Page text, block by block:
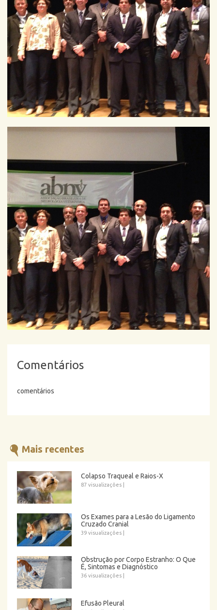
Comentários
comentários
Mais recentes
Colapso Traqueal e Raios-X
87 visualizações
Os Exames para a Lesão do Ligamento
Cruzado Cranial
39 visualizações
Obstrução por Corpo Estranho: O Que
É, Sintomas e Diagnóstico
36 visualizações
Efusão Pleural